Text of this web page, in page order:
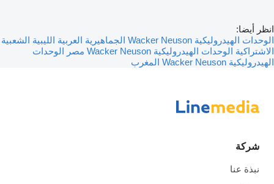
انظر أيضا:
الوحدات الهيدروليكية Wacker Neuson الجماهيرية العربية الليبية الشعبية
الاشتراكية الوحدات الهيدروليكية Wacker Neuson مصر
الوحدات
الهيدروليكية Wacker Neuson المغرب
شركة
نبذة عنا